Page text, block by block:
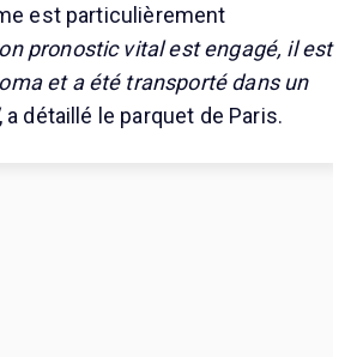
est particulièrement
pronostic vital est engagé, il est
et a été transporté dans un
a détaillé le parquet de Paris.